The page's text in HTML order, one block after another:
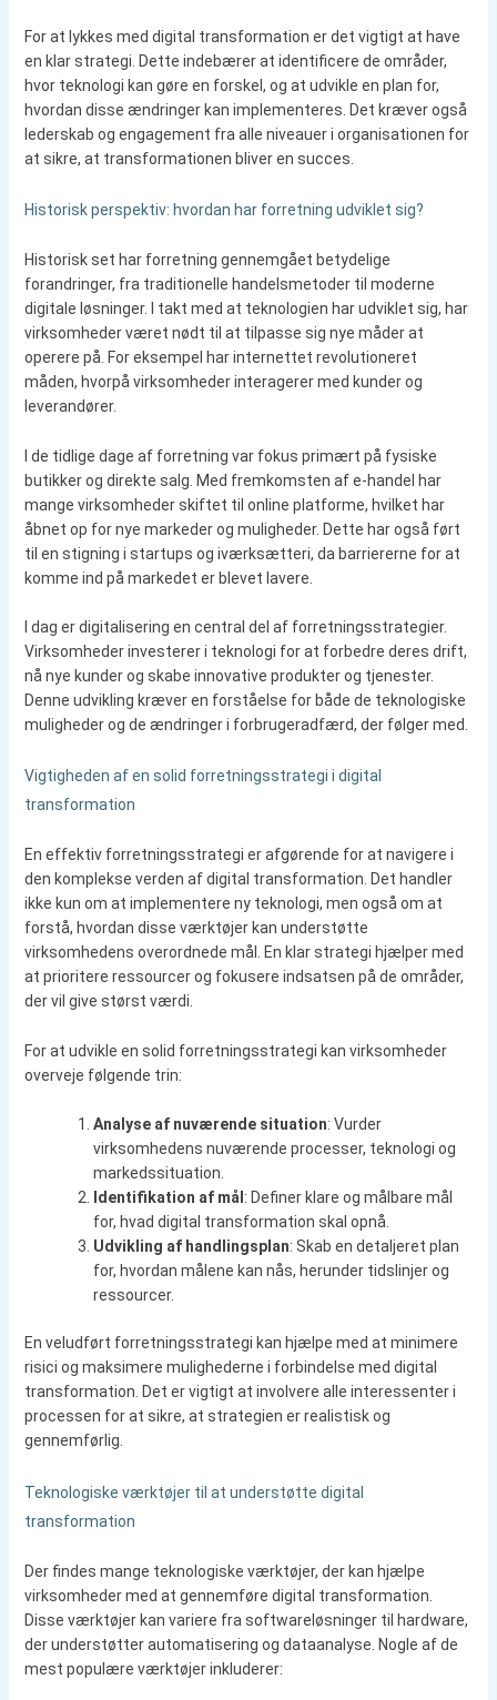
For at lykkes med digital transformation er det vigtigt at have
en klar strategi. Dette indebærer at identificere de områder,
hvor teknologi kan gøre en forskel, og at udvikle en plan for,
hvordan disse ændringer kan implementeres. Det kræver også
lederskab og engagement fra alle niveauer i organisationen for
at sikre, at transformationen bliver en succes.
Historisk perspektiv: hvordan har forretning udviklet sig?
Historisk set har forretning gennemgået betydelige
forandringer, fra traditionelle handelsmetoder til moderne
digitale løsninger. I takt med at teknologien har udviklet sig, har
virksomheder været nødt til at tilpasse sig nye måder at
operere på. For eksempel har internettet revolutioneret
måden, hvorpå virksomheder interagerer med kunder og
leverandører.
I de tidlige dage af forretning var fokus primært på fysiske
butikker og direkte salg. Med fremkomsten af e-handel har
mange virksomheder skiftet til online platforme, hvilket har
åbnet op for nye markeder og muligheder. Dette har også ført
til en stigning i startups og iværksætteri, da barriererne for at
komme ind på markedet er blevet lavere.
I dag er digitalisering en central del af forretningsstrategier.
Virksomheder investerer i teknologi for at forbedre deres drift,
nå nye kunder og skabe innovative produkter og tjenester.
Denne udvikling kræver en forståelse for både de teknologiske
muligheder og de ændringer i forbrugeradfærd, der følger med.
Vigtigheden af en solid forretningsstrategi i digital
transformation
En effektiv forretningsstrategi er afgørende for at navigere i
den komplekse verden af digital transformation. Det handler
ikke kun om at implementere ny teknologi, men også om at
forstå, hvordan disse værktøjer kan understøtte
virksomhedens overordnede mål. En klar strategi hjælper med
at prioritere ressourcer og fokusere indsatsen på de områder,
der vil give størst værdi.
For at udvikle en solid forretningsstrategi kan virksomheder
overveje følgende trin:
Analyse af nuværende situation: Vurder
virksomhedens nuværende processer, teknologi og
markedssituation.
Identifikation af mål : Definer klare og målbare mål
for, hvad digital transformation skal opnå.
Udvikling af handlingsplan: Skab en detaljeret plan
for, hvordan målene kan nås, herunder tidslinjer og
ressourcer.
En veludført forretningsstrategi kan hjælpe med at minimere
risici og maksimere mulighederne i forbindelse med digital
transformation. Det er vigtigt at involvere alle interessenter i
processen for at sikre, at strategien er realistisk og
gennemførlig.
Teknologiske værktøjer til at understøtte digital
transformation
Der findes mange teknologiske værktøjer, der kan hjælpe
virksomheder med at gennemføre digital transformation.
Disse værktøjer kan variere fra softwareløsninger til hardware,
der understøtter automatisering og dataanalyse. Nogle af de
mest populære værktøjer inkluderer: